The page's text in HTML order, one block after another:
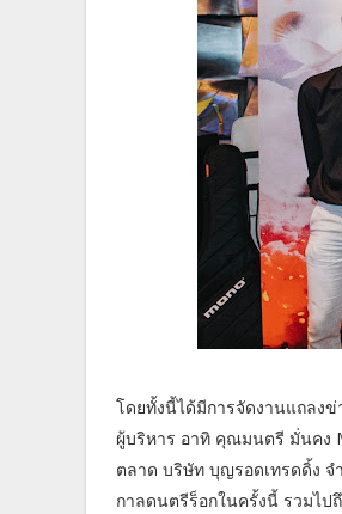
โดยทั้งนี้ได้มีการจัดงานแถลง
ผู้บริหาร อาทิ คุณมนตรี มั่นคง
ตลาด บริษัท บุญรอดเทรดดิ้ง
กาลดนตรีร็อกในครั้งนี้ รวมไ